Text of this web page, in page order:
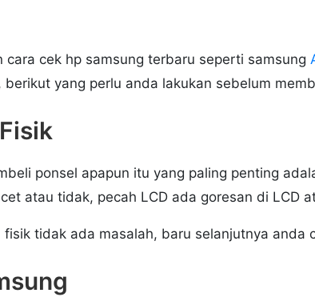
cara cek hp samsung terbaru seperti samsung
yang perlu anda lakukan sebelum
ponsel apapun itu yang paling penting
atau tidak, pecah LCD ada goresan di LCD
fisik tidak ada masalah, baru selanjutnya anda